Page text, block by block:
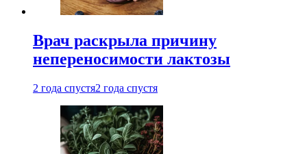
Врач раскрыла причину
непереносимости лактозы
2 года спустя2 года спустя